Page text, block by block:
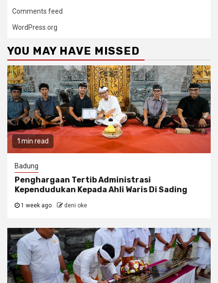
Comments feed
WordPress.org
YOU MAY HAVE MISSED
1 min read
Badung
Penghargaan Tertib Administrasi
Kependudukan Kepada Ahli Waris Di Sading
1 week ago deni oke